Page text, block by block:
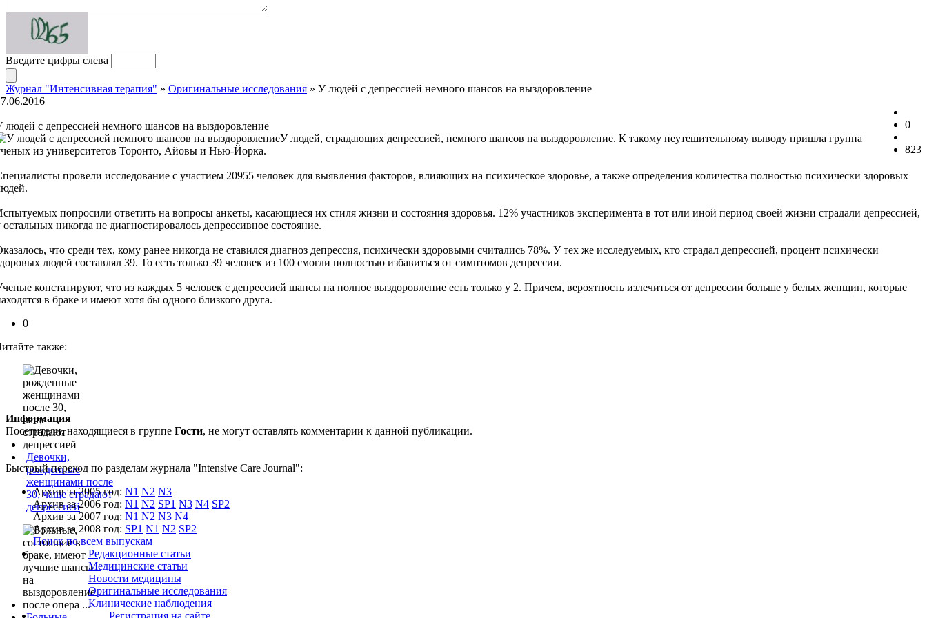
Введите цифры слева
Журнал "Интенсивная терапия" » Оригинальные исследования » У людей с депрессией немного шансов на выздоровление
0
823
людей с депрессией немного шансов на выздоровление
У людей, страдающих депрессией, немного шансов на выздоровление. К такому неутешительному выводу пришла группа
из университетов Торонто, Айовы и Нью-Йорка.
провели исследование с участием 20955 человек для выявления факторов, влияющих на психическое здоровье, а также определения количества полностью психически здоровых
попросили ответить на вопросы анкеты, касающиеся их стиля жизни и состояния здоровья. 12% участников эксперимента в тот или иной период своей жизни страдали депрессией,
остальных никогда не диагностировалось депрессивное состояние.
что среди тех, кому ранее никогда не ставился диагноз депрессия, психически здоровыми считались 78%. У тех же исследуемых, кто страдал депрессией, процент психически
людей составлял 39. То есть только 39 человек из 100 смогли полностью избавиться от симптомов депрессии.
констатируют, что из каждых 5 человек с депрессией шансы на полное выздоровление есть только у 2. Причем, вероятность излечиться от депрессии больше у белых женщин, которые
в браке и имеют хотя бы одного близкого друга.
0
также:
Девочки,
рожденные
женщинами после
30, чаще страдают
депрессией
Информация
Посетители, находящиеся в группе Гости, не могут оставлять комментарии к данной публикации.
Быстрый переход по разделам журнала "Intensive Care Journal":
Архив за 2005 год: N1 N2 N3
Архив за 2006 год: N1 N2 SP1 N3 N4 SP2
Архив за 2007 год: N1 N2 N3 N4
Архив за 2008 год: SP1 N1 N2 SP2
Поиск по всем выпускам
Редакционные статьи
Медицинские статьи
Новости медицины
Оригинальные исследования
Клинические наблюдения
Регистрация на сайте